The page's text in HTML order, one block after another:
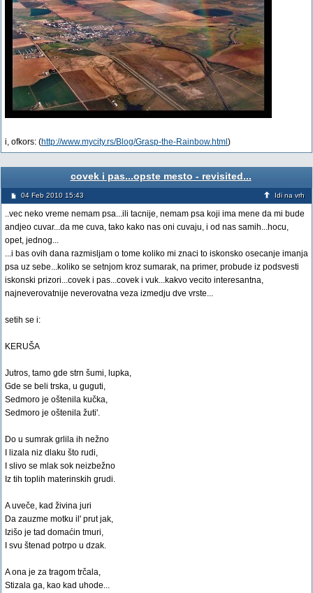
i, ofkors: (http://www.mycity.rs/Blog/Grasp-the-Rainbow.html )
covek i pas...opste mesto - revisited...
04 Feb 2010 15:43 Idi na vrh
..vec neko vreme nemam psa...ili tacnije, nemam psa koji ima mene da mi bude
andjeo cuvar...da me cuva, tako kako nas oni cuvaju, i od nas samih...hocu,
opet, jednog...
...i bas ovih dana razmisljam o tome koliko mi znaci to iskonsko osecanje imanja
psa uz sebe...koliko se setnjom kroz sumarak, na primer, probude iz podsvesti
iskonski prizori...covek i pas...covek i vuk...kakvo vecito interesantna,
najneverovatnije neverovatna veza izmedju dve vrste...
setih se i:
KERUŠA
Jutros, tamo gde strn šumi, lupka,
Gde se beli trska, u guguti,
Sedmoro je oštenila kučka,
Sedmoro je oštenila žuti'.
Do u sumrak grlila ih nežno
I lizala niz dlaku što rudi,
I slivo se mlak sok neizbežno
Iz tih toplih materinskih grudi.
A uveče, kad živina juri
Da zauzme motku il' prut jak,
Izišo je tad domaćin tmuri,
I svu štenad potrpo u dzak.
A ona je za tragom trčala,
Stizala ga, kao kad uhode...